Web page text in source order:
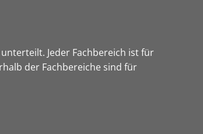
Jeder Fachbereich ist für
der Fachbereiche sind für